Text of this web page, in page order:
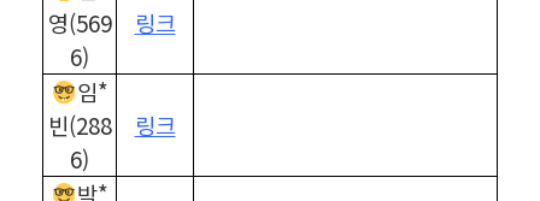
영(569
6)
링크
임*
빈(288
6)
링크
박*